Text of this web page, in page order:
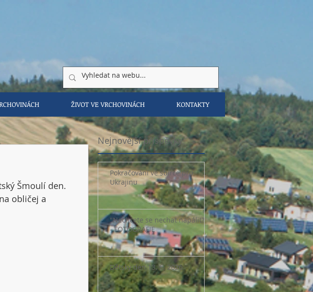
ŽIVOT VE VRCHOVINÁCH KONTAKTY
Šmoulí den.
obličej a
Nejnovější příspěvky
Pokračování ve sbírce pro
Ukrajinu
"Nechcete se nechat napálit?"
- FOTOGRAFIE
Dětský den 13. 6. 2026